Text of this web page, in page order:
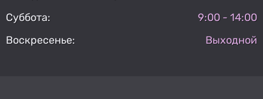
Суббота:
9:00 - 14:00
Воскресенье:
Выходной